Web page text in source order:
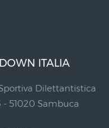
ITALIA
Dilettantistica
- 51020 Sambuca